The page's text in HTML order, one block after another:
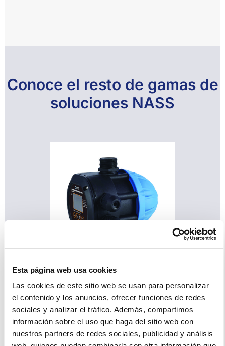
Esta página web usa cookies
Las cookies de este sitio web se usan para personalizar
el contenido y los anuncios, ofrecer funciones de redes
sociales y analizar el tráfico. Además, compartimos
información sobre el uso que haga del sitio web con
nuestros partners de redes sociales, publicidad y análisis
Conoce el resto de gamas de
soluciones NASS
Accesorios